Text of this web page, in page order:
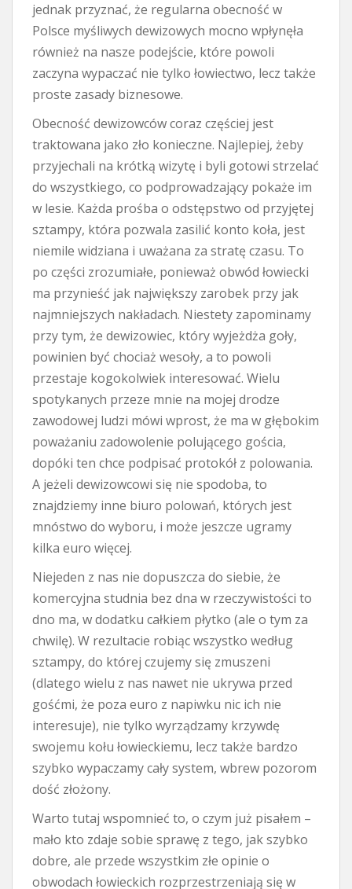
jednak przyznać, że regularna obecność w
Polsce myśliwych dewizowych mocno wpłynęła
również na nasze podejście, które powoli
zaczyna wypaczać nie tylko łowiectwo, lecz także
proste zasady biznesowe.
Obecność dewizowców coraz częściej jest
traktowana jako zło konieczne. Najlepiej, żeby
przyjechali na krótką wizytę i byli gotowi strzelać
do wszystkiego, co podprowadzający pokaże im
w lesie. Każda prośba o odstępstwo od przyjętej
sztampy, która pozwala zasilić konto koła, jest
niemile widziana i uważana za stratę czasu. To
po części zrozumiałe, ponieważ obwód łowiecki
ma przynieść jak największy zarobek przy jak
najmniejszych nakładach. Niestety zapominamy
przy tym, że dewizowiec, który wyjeżdża goły,
powinien być chociaż wesoły, a to powoli
przestaje kogokolwiek interesować. Wielu
spotykanych przeze mnie na mojej drodze
zawodowej ludzi mówi wprost, że ma w głębokim
poważaniu zadowolenie polującego gościa,
dopóki ten chce podpisać protokół z polowania.
A jeżeli dewizowcowi się nie spodoba, to
znajdziemy inne biuro polowań, których jest
mnóstwo do wyboru, i może jeszcze ugramy
kilka euro więcej.
Niejeden z nas nie dopuszcza do siebie, że
komercyjna studnia bez dna w rzeczywistości to
dno ma, w dodatku całkiem płytko (ale o tym za
chwilę). W rezultacie robiąc wszystko według
sztampy, do której czujemy się zmuszeni
(dlatego wielu z nas nawet nie ukrywa przed
gośćmi, że poza euro z napiwku nic ich nie
interesuje), nie tylko wyrządzamy krzywdę
swojemu kołu łowieckiemu, lecz także bardzo
szybko wypaczamy cały system, wbrew pozorom
dość złożony.
Warto tutaj wspomnieć to, o czym już pisałem –
mało kto zdaje sobie sprawę z tego, jak szybko
dobre, ale przede wszystkim złe opinie o
obwodach łowieckich rozprzestrzeniają się w